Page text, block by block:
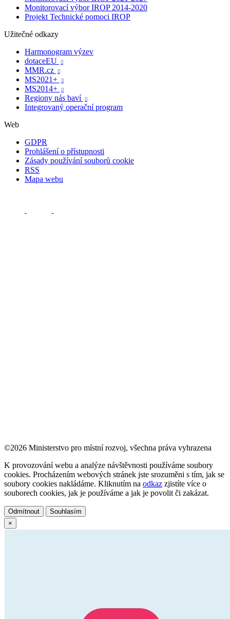
Monitorovací výbor IROP 2014-2020
Projekt Technické pomoci IROP
Užitečné odkazy
Harmonogram výzev
dotaceEU

MMR.cz 
MS2021+ 
MS2014+ 
Regiony nás baví 
Integrovaný operační program
Web
GDPR
Prohlášení o přístupnosti
Zásady používání souborů cookie
RSS
Mapa webu
©2026 Ministerstvo pro místní rozvoj, všechna práva vyhrazena
K provozování webu a analýze návštěvnosti používáme soubory
cookies. Procházením webových stránek jste srozuměni s tím, jak se
soubory cookies nakládáme. Kliknutím na odkaz zjistíte více o
souborech cookies, jak je používáme a jak je povolit či zakázat.
Odmítnout
Souhlasím
×